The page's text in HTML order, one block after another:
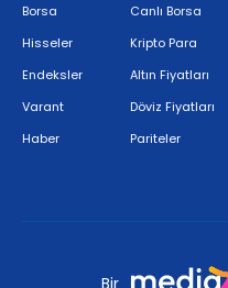
Borsa
Hisseler
Endeksler
Varant
Haber
Canlı Borsa
Kripto Para
Altın Fiyatları
Döviz Fiyatları
Pariteler
Bir